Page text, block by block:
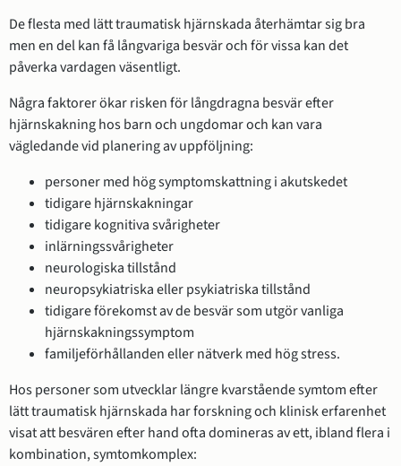
De flesta med lätt traumatisk hjärnskada återhämtar sig bra
men en del kan få långvariga besvär och för vissa kan det
påverka vardagen väsentligt.
Några faktorer ökar risken för långdragna besvär efter
hjärnskakning hos barn och ungdomar och kan vara
vägledande vid planering av uppföljning:
personer med hög symptomskattning i akutskedet
tidigare hjärnskakningar
tidigare kognitiva svårigheter
inlärningssvårigheter
neurologiska tillstånd
neuropsykiatriska eller psykiatriska tillstånd
tidigare förekomst av de besvär som utgör vanliga
hjärnskakningssymptom
familjeförhållanden eller nätverk med hög stress.
Hos personer som utvecklar längre kvarstående symtom efter
lätt traumatisk hjärnskada har forskning och klinisk erfarenhet
visat att besvären efter hand ofta domineras av ett, ibland flera i
kombination, symtomkomplex: